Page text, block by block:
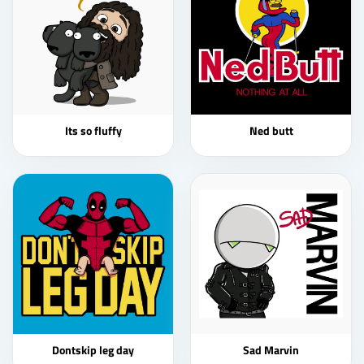
Its so fluffy Ned butt
Dontskip leg day Sad Marvin